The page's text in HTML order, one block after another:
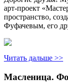
арт-проект
пространство,
Фуфачевым, его
Читать дальше >>
Масленица.